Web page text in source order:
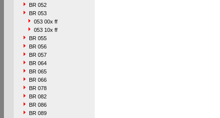
BR 052
BR 053
053 00x ff
053 10x ff
BR 055
BR 056
BR 057
BR 064
BR 065
BR 066
BR 078
BR 082
BR 086
BR 089